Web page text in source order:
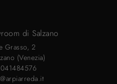
di Salzano
Grasso, 2
(Venezia)